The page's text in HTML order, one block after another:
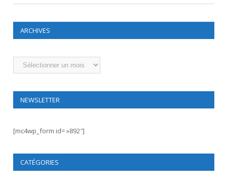
ARCHIVES
Archives
NEWSLETTER
[mc4wp_form id= »892″]
CATÉGORIES